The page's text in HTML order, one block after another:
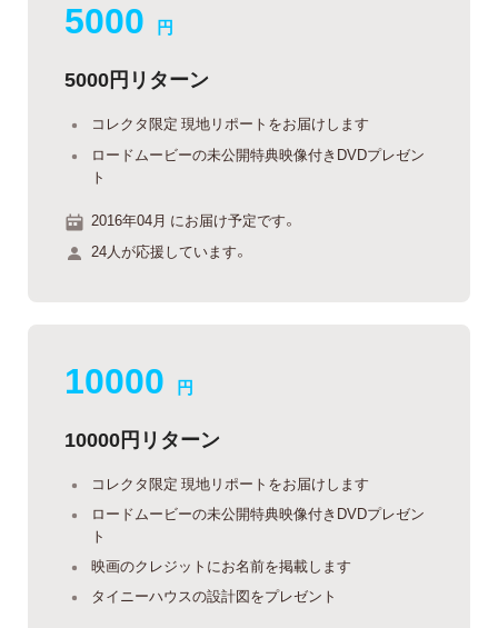
5000 円
5000円リターン
コレクタ限定 現地リポートをお届けします
ロードムービーの未公開特典映像付きDVDプレゼン
ト
2016年04月 にお届け予定です。
24人が応援しています。
10000 円
10000円リターン
コレクタ限定 現地リポートをお届けします
ロードムービーの未公開特典映像付きDVDプレゼン
ト
映画のクレジットにお名前を掲載します
タイニーハウスの設計図をプレゼント